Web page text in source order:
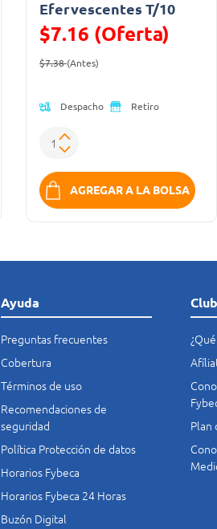
Efervescentes T/10
$7.16 (Oferta)
Precio reducido de
$7.38(Antes)
Despacho Retiro
AGREGAR A LA BOLSA
Ayuda
Preguntas frecuentes
Cobertura
Términos de uso
Recomendaciones de
seguridad
Política Protección de datos
Horarios Fybeca
Horarios Fybeca 24 Horas
Buzón Digital
Plan